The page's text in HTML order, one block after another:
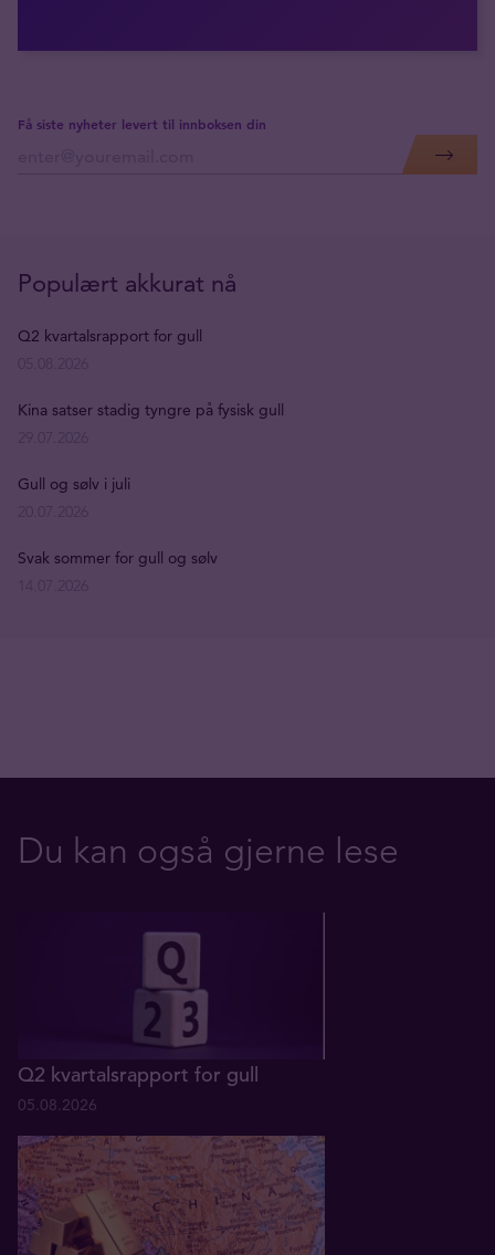
Få siste nyheter levert til innboksen din
Populært akkurat nå
Q2 kvartalsrapport for gull
Kina satser stadig tyngre på fysisk gull
Gull og sølv i juli
Svak sommer for gull og sølv
Du kan også gjerne lese
Q2 kvartalsrapport for gull
05.08.2026